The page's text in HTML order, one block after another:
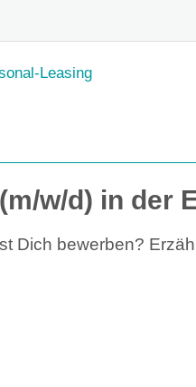
w/d) in der
Dich bewerben?